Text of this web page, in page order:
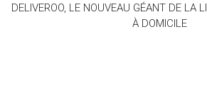
DELIVEROO, LE NOUVEAU GÉANT DE LA
À DOMICILE